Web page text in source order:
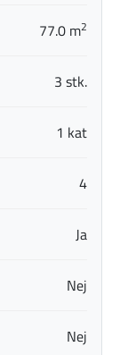
77.0 m2
3 stk.
1 kat
4
Ja
Nej
Nej